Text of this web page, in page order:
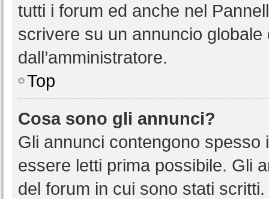
tutti i forum ed anche nel
scrivere su un annuncio
dall’amministratore.
Top
Cosa sono gli annunci?
Gli annunci contengono
essere letti prima possibile. Gli
del forum in cui sono stati